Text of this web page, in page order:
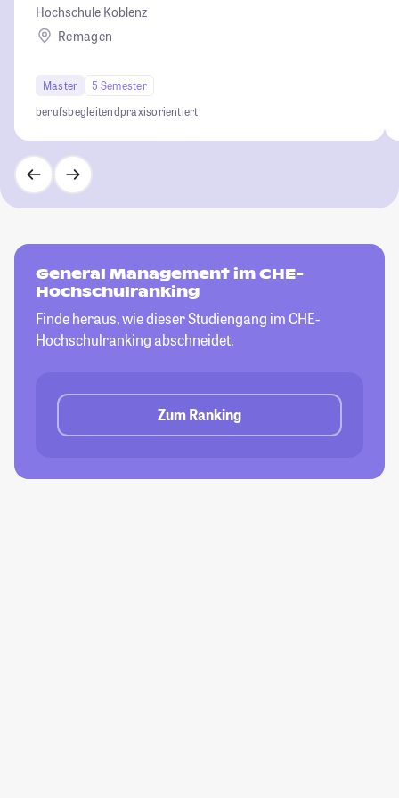
Hochschule Koblenz
Remagen
Master
5 Semester
berufsbegleitendpraxisorientiert
General Management im CHE-
Hochschulranking
Finde heraus, wie dieser Studiengang im CHE-
Hochschulranking abschneidet.
Zum Ranking